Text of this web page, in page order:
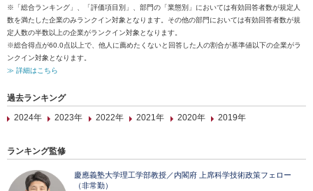
※「総合ランキング」、「評価項目別」、部門の「業態別」においては有効回答者数が規定人
数を満たした企業のみランクイン対象となります。その他の部門においては有効回答者数が規
定人数の半数以上の企業がランクイン対象となります。
※総合得点が60.0点以上で、他人に薦めたくないと回答した人の割合が基準値以下の企業がラ
ンクイン対象となります。
≫ 詳細はこちら
過去ランキング
2024年
2023年 2022年 2021年 2020年 2019年
ランキング監修
慶應義塾大学理工学部教授／内閣府 上席科学技術政策フェロー
（非常勤）